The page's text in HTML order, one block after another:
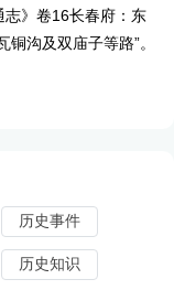
志》卷16长春府：东
沟及双庙子等路”。
历史事件
历史知识